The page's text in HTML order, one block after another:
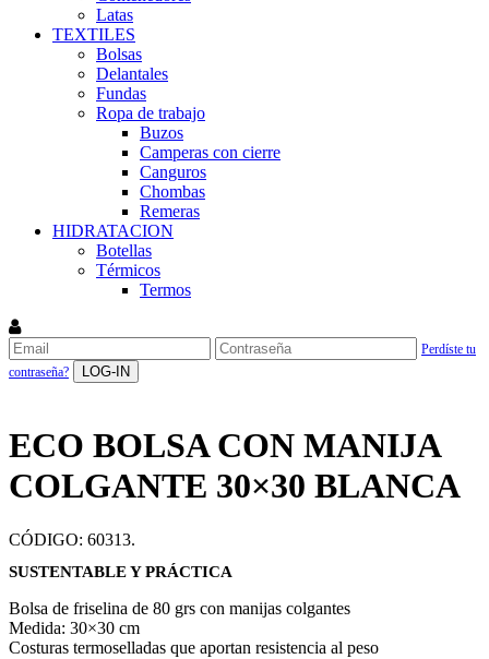
Latas
TEXTILES
Bolsas
Delantales
Fundas
Ropa de trabajo
Buzos
Camperas con cierre
Canguros
Chombas
Remeras
HIDRATACION
Botellas
Térmicos
Termos
Perdíste tu
contraseña?
LOG-IN
ECO BOLSA CON MANIJA
COLGANTE 30×30 BLANCA
CÓDIGO: 60313.
SUSTENTABLE Y PRÁCTICA
Bolsa de friselina de 80 grs con manijas colgantes
Medida: 30×30 cm
Costuras termoselladas que aportan resistencia al peso